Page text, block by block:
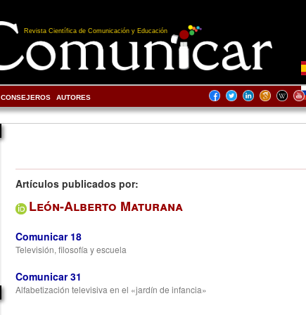
Revista Científica de Comunicación y Educación
CONSEJEROS AUTORES
Artículos publicados por:
León-Alberto Maturana
Comunicar 18
Televisión, filosofía y escuela
Comunicar 31
Alfabetización televisiva en el «jardín de infancia»